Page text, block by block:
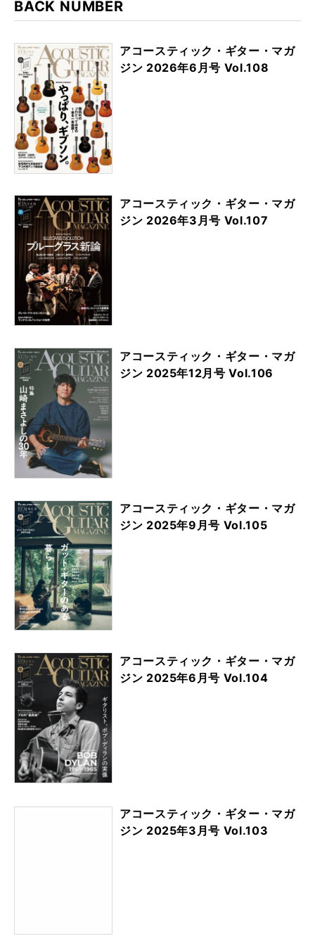
BACK NUMBER
アコースティック・ギター・マガ
ジン 2026年6月号 Vol.108
アコースティック・ギター・マガ
ジン 2026年3月号 Vol.107
アコースティック・ギター・マガ
ジン 2025年12月号 Vol.106
アコースティック・ギター・マガ
ジン 2025年9月号 Vol.105
アコースティック・ギター・マガ
ジン 2025年6月号 Vol.104
アコースティック・ギター・マガ
ジン 2025年3月号 Vol.103